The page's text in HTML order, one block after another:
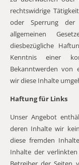
rechtswidrige
oder Sperrung
allgemeinen
diesbezügliche
Kenntnis einer
Bekanntwerden von
wir diese Inhalte
Haftung für Links
Unser Angebot
deren Inhalte wir
diese fremden
Inhalte der